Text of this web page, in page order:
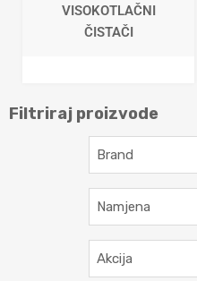
VISOKOTLAČNI
ČISTAČI
Filtriraj proizvode
Brand
Namjena
Akcija